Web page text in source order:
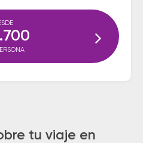
tu viaje en